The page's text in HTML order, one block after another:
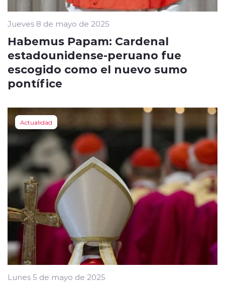
Jueves 8 de mayo de 2025
Habemus Papam: Cardenal
estadounidense-peruano fue
escogido como el nuevo sumo
pontífice
Actualidad
Lunes 5 de mayo de 2025